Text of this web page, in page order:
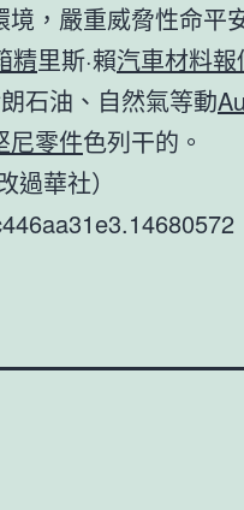
，嚴重威脅性命平
精里斯·賴汽車材料報
石油、自然氣等動
尼零件色列干的。
過華社）